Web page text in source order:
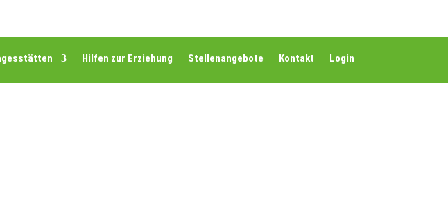
Hilfen zur Erziehung Stellenangebote Kontakt Login